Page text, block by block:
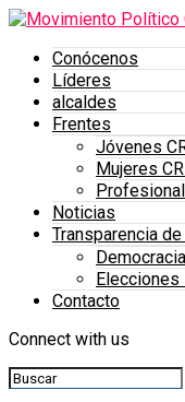
Conócenos
Líderes
alcaldes
Frentes
Jóvenes
Mujeres
Noticias
Transparencia
Elecciones
Contacto
Connect with us